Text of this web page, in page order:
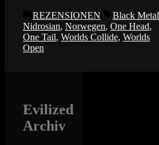
Kategorien
REZENSIONEN Schlagwörter
Black Metal
Nidrosian, Norwegen, One Head,
One Tail, Worlds Collide, Worlds
Open
Evilized
Archiv